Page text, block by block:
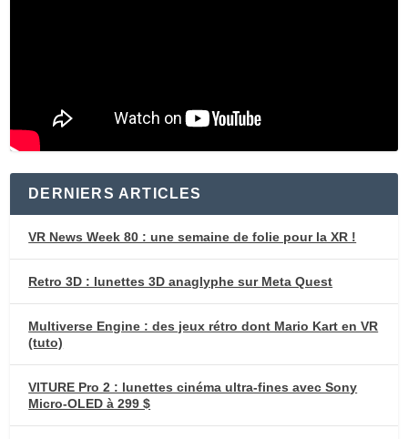
DERNIERS ARTICLES
VR News Week 80 : une semaine de folie pour la XR !
Retro 3D : lunettes 3D anaglyphe sur Meta Quest
Multiverse Engine : des jeux rétro dont Mario Kart en VR
(tuto)
VITURE Pro 2 : lunettes cinéma ultra-fines avec Sony
Micro-OLED à 299 $